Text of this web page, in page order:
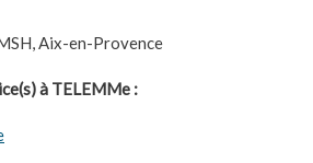
Aix-en-Provence
à TELEMMe :